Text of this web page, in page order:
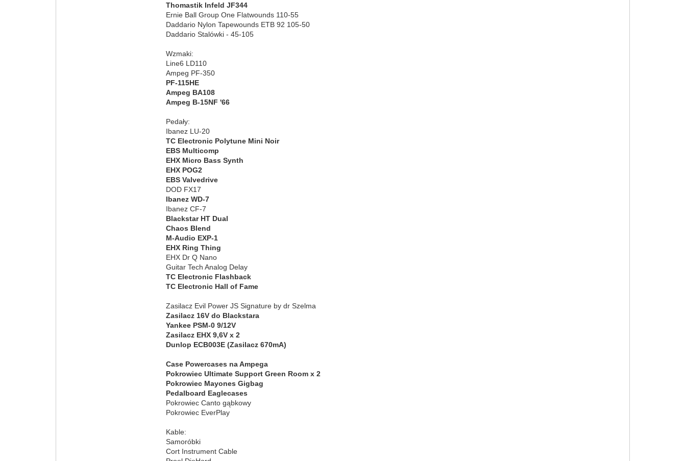
Thomastik Infeld JF344
Ernie Ball Group One Flatwounds 110-55
Daddario Nylon Tapewounds ETB 92 105-50
Daddario Stalówki - 45-105
Wzmaki:
Line6 LD110
Ampeg PF-350
PF-115HE
Ampeg BA108
Ampeg B-15NF '66
Pedały:
Ibanez LU-20
TC Electronic Polytune Mini Noir
EBS Multicomp
EHX Micro Bass Synth
EHX POG2
EBS Valvedrive
DOD FX17
Ibanez WD-7
Ibanez CF-7
Blackstar HT Dual
Chaos Blend
M-Audio EXP-1
EHX Ring Thing
EHX Dr Q Nano
Guitar Tech Analog Delay
TC Electronic Flashback
TC Electronic Hall of Fame
Zasilacz Evil Power JS Signature by dr Szelma
Zasilacz 16V do Blackstara
Yankee PSM-0 9/12V
Zasilacz EHX 9,6V x 2
Dunlop ECB003E (Zasilacz 670mA)
Case Powercases na Ampega
Pokrowiec Ultimate Support Green Room x 2
Pokrowiec Mayones Gigbag
Pedalboard Eaglecases
Pokrowiec Canto gąbkowy
Pokrowiec EverPlay
Kable:
Samoróbki
Cort Instrument Cable